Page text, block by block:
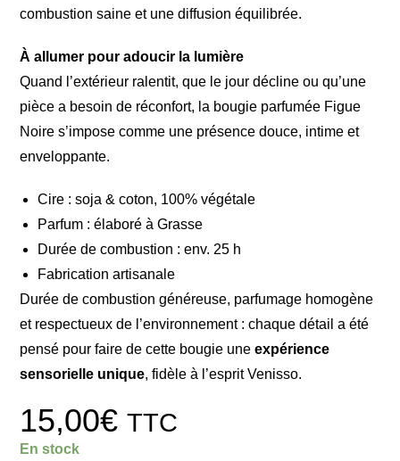
combustion saine et une diffusion équilibrée.
À allumer pour adoucir la lumière
Quand l’extérieur ralentit, que le jour décline ou qu’une
pièce a besoin de réconfort, la bougie parfumée Figue
Noire s’impose comme une présence douce, intime et
enveloppante.
Cire : soja & coton, 100% végétale
Parfum : élaboré à Grasse
Durée de combustion : env. 25 h
Fabrication artisanale
Durée de combustion généreuse, parfumage homogène
et respectueux de l’environnement : chaque détail a été
pensé pour faire de cette bougie uneexpérience
sensorielle unique, fidèle à l’esprit Venisso.
15,00€ TTC
En stock